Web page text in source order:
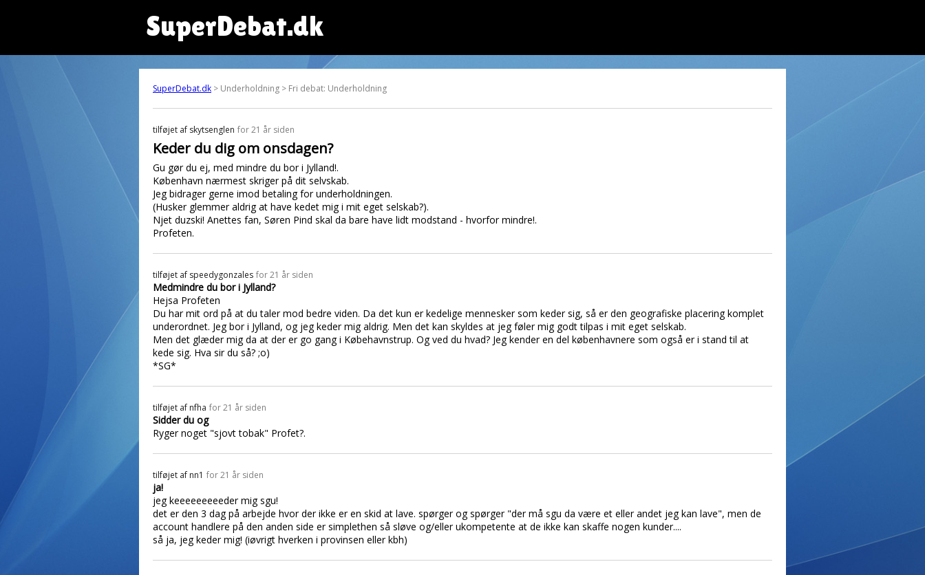
SuperDebat.dk
SuperDebat.dk > Underholdning > Fri debat: Underholdning
tilføjet af skytsenglen for 21 år siden
Keder du dig om onsdagen?
Gu gør du ej, med mindre du bor i Jylland!.
København nærmest skriger på dit selvskab.
Jeg bidrager gerne imod betaling for underholdningen.
(Husker glemmer aldrig at have kedet mig i mit eget selskab?).
Njet duzski! Anettes fan, Søren Pind skal da bare have lidt modstand - hvorfor mindre!.
Profeten.
tilføjet af speedygonzales for 21 år siden
Medmindre du bor i Jylland?
Hejsa Profeten
Du har mit ord på at du taler mod bedre viden. Da det kun er kedelige mennesker som keder sig, så er den geografiske placering komplet
underordnet. Jeg bor i Jylland, og jeg keder mig aldrig. Men det kan skyldes at jeg føler mig godt tilpas i mit eget selskab.
Men det glæder mig da at der er go gang i Købehavnstrup. Og ved du hvad? Jeg kender en del københavnere som også er i stand til at
kede sig. Hva sir du så? ;o)
*SG*
tilføjet af nfha for 21 år siden
Sidder du og
Ryger noget "sjovt tobak" Profet?.
tilføjet af nn1 for 21 år siden
ja!
jeg keeeeeeeeeder mig sgu!
det er den 3 dag på arbejde hvor der ikke er en skid at lave. spørger og spørger "der må sgu da være et eller andet jeg kan lave", men de
account handlere på den anden side er simplethen så sløve og/eller ukompetente at de ikke kan skaffe nogen kunder....
så ja, jeg keder mig! (iøvrigt hverken i provinsen eller kbh)